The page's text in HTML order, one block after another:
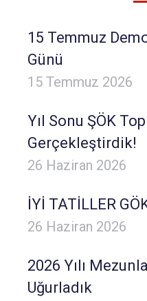
15 Temmuz
Günü
15 Temmuz 2026
Yıl Sonu ŞÖK
Gerçekleştirdik!
26 Haziran 2026
İYİ TATİLLER
26 Haziran 2026
2026 Yılı
Uğurladık